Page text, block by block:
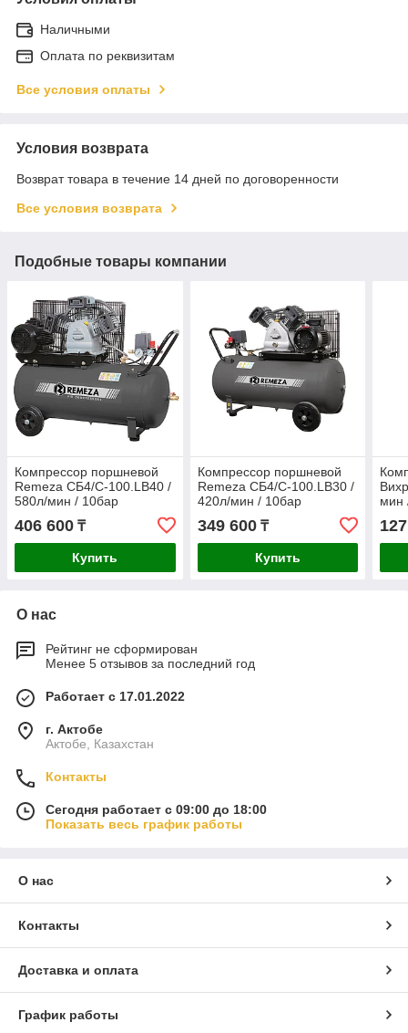
Наличными
Оплата по реквизитам
Все условия оплаты
Условия возврата
Возврат товара в течение 14 дней по договоренности
Все условия возврата
Подобные товары компании
Компрессор поршневой
Remeza СБ4/С-100.LB40 /
580л/мин / 10бар
406 600 ₸
Купить
Компрессор поршневой
Remeza СБ4/С-100.LB30 /
420л/мин / 10бар
349 600₸
Купить
мин
О нас
Рейтинг не сформирован
Менее 5 отзывов за последний год
Работает с 17.01.2022
г. Актобе
Актобе, Казахстан
Контакты
Сегодня работает с 09:00 до 18:00
Показать весь график работы
О нас
Контакты
Доставка и оплата
График работы